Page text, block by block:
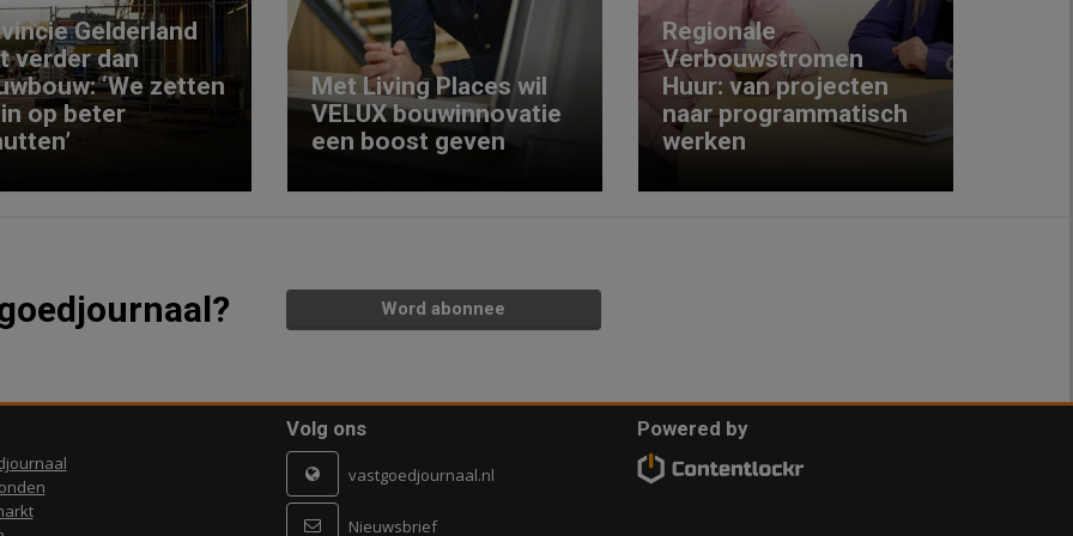
Gelderland
verder dan
‘We zetten
op beter
Met Living Places wil
VELUX bouwinnovatie
een boost geven
Regionale
Verbouwstromen
Huur: van projecten
naar programmatisch
werken
Word abonnee
Volg ons
vastgoedjournaal.nl
Nieuwsbrief
Powered by